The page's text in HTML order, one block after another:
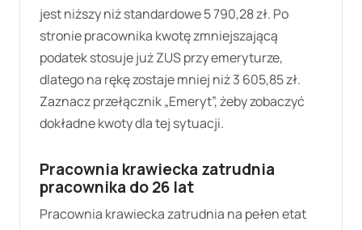
jest niższy niż standardowe5 790,28 zł. Po
stronie pracownika kwotę zmniejszającą
podatek stosuje już ZUS przy emeryturze,
dlatego na rękę zostaje mniej niż3 605,85 zł.
Zaznacz przełącznik „Emeryt”, żeby zobaczyć
dokładne kwoty dla tej sytuacji.
Pracownia krawiecka zatrudnia
pracownika do 26 lat
Pracownia krawiecka zatrudnia na pełen etat